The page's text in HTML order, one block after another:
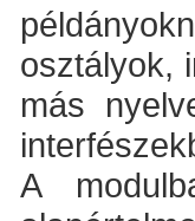
osztályok,
más
A